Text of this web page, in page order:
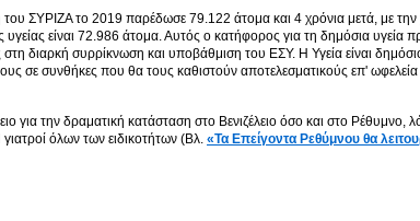
ΣΥΡΙΖΑ το 2019 παρέδωσε 79.122 άτομα και 4 χρόνια μετά, με την
είναι 72.986 άτομα. Αυτός ο κατήφορος για τη δημόσια υγεία
διαρκή συρρίκνωση και υποβάθμιση του ΕΣΥ. Η Υγεία είναι
σε συνθήκες που θα τους καθιστούν αποτελεσματικούς επ' ωφελεία
για την δραματική κατάσταση στο Βενιζέλειο όσο και στο Ρέθυμνο,
όλων των ειδικοτήτων (Βλ. «Τα Επείγοντα Ρεθύμνου θα